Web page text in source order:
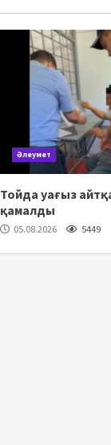
Әлеумет
Тойда уағыз
қамалды
05.08.2026 5449